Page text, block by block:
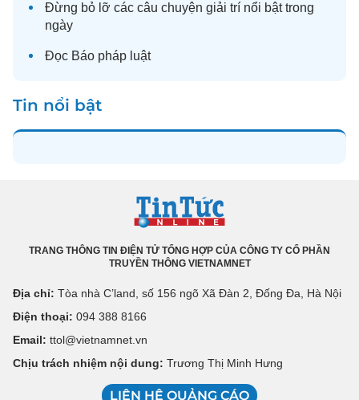
Đừng bỏ lỡ các câu chuyện giải trí nổi bật trong
ngày
Đọc Báo pháp luật
Tin nổi bật
TRANG THÔNG TIN ĐIỆN TỬ TỔNG HỢP CỦA CÔNG TY CỔ PHẦN
TRUYỀN THÔNG VIETNAMNET
Địa chỉ: Tòa nhà C’land, số 156 ngõ Xã Đàn 2, Đống Đa, Hà Nội
Điện thoại: 094 388 8166
Email: ttol@vietnamnet.vn
Chịu trách nhiệm nội dung: Trương Thị Minh Hưng
LIÊN HỆ QUẢNG CÁO